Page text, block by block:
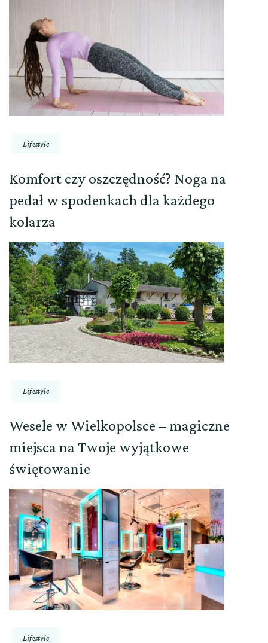
Lifestyle
Komfort czy oszczędność? Noga na
pedał w spodenkach dla każdego
kolarza
Lifestyle
Wesele w Wielkopolsce – magiczne
miejsca na Twoje wyjątkowe
świętowanie
Lifestyle